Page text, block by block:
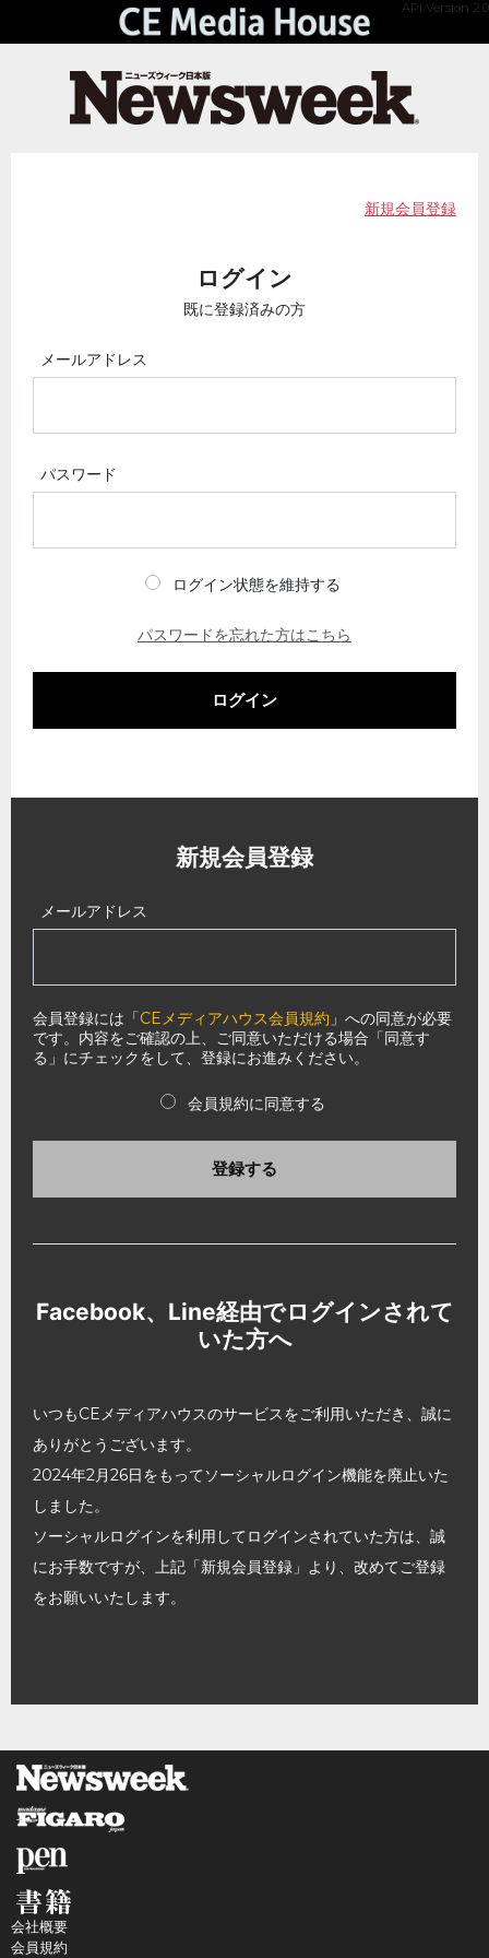
API Version 2.0
新規会員登録
ログイン
既に登録済みの方
メールアドレス
パスワード
ログイン状態を維持する
パスワードを忘れた方はこちら
ログイン
新規会員登録
メールアドレス
会員登録には「CEメディアハウス会員規約 」への同意が必要
です。内容をご確認の上、ご同意いただける場合「同意す
る」にチェックをして、登録にお進みください。
会員規約に同意する
登録する
Facebook、Line経由でログインされて
いた方へ
いつもCEメディアハウスのサービスをご利用いただき、誠に
ありがとうございます。
2024年2月26日をもってソーシャルログイン機能を廃止いた
しました。
ソーシャルログインを利用してログインされていた方は、誠
にお手数ですが、上記「新規会員登録」より、改めてご登録
をお願いいたします。
会社概要
会員規約